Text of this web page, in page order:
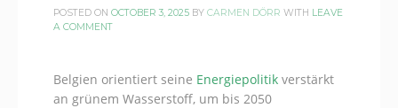
POSTED ON OCTOBER 3, 2025 BY CARMEN DÖRR WITH LEAVE
A COMMENT
Belgien orientiert seine Energiepolitik verstärkt
an grünem Wasserstoff, um bis 2050